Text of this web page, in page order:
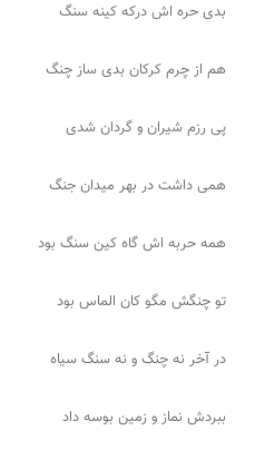
بدی حره اش درکه کینه سنگ
هم از چرم کرکان بدی ساز چنگ
پی رزم شیران و گردان شدی
همی داشت در بهر میدان جنگ
همه حربه اش گاه کین سنگ بود
تو چنگش مگو کان الماس بود
در آخر نه چنگ و نه سنگ سیاه
ببردش نماز و زمین بوسه داد